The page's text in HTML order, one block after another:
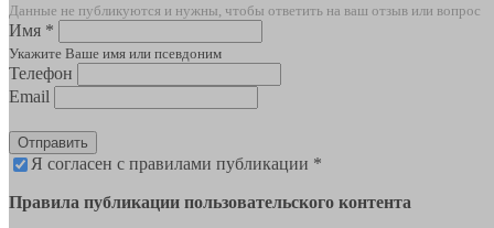
Данные не публикуются и нужны, чтобы ответить на ваш отзыв или вопрос
Имя *
Укажите Ваше имя или псевдоним
Телефон
Email
Отправить
Я согласен с правилами публикации *
Правила публикации пользовательского контента